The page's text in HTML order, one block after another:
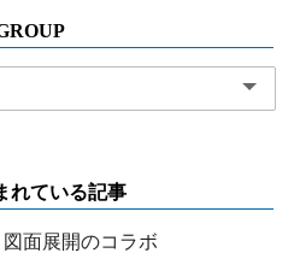
れている記事
面展開のコラボ